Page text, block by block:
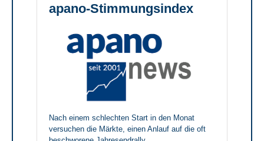
apano-Stimmungsindex
Nach einem schlechten Start in den Monat
versuchen die Märkte, einen Anlauf auf die oft